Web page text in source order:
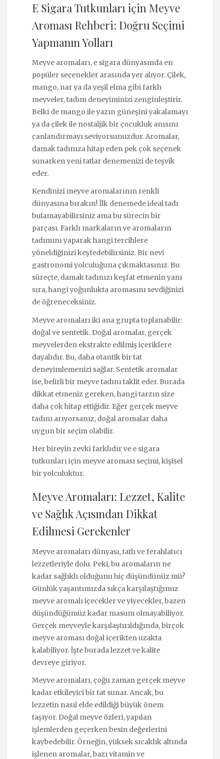
E Sigara Tutkunları için Meyve
Aroması Rehberi: Doğru Seçimi
Yapmanın Yolları
Meyve aromaları, e sigara dünyasında en
popüler seçenekler arasında yer alıyor. Çilek,
mango, nar ya da yeşil elma gibi farklı
meyveler, tadım deneyiminizi zenginleştirir.
Belki de mango ile yazın güneşini yakalamayı
ya da çilek ile nostaljik bir çocukluk anısını
canlandırmayı seviyorsunuzdur. Aromalar,
damak tadınıza hitap eden pek çok seçenek
sunarken yeni tatlar denemenizi de teşvik
eder.
Kendinizi meyve aromalarının renkli
dünyasına bırakın! İlk denemede ideal tadı
bulamayabilirsiniz ama bu sürecin bir
parçası. Farklı markaların ve aromaların
tadımını yaparak hangi tercihlere
yöneldiğinizi keşfedebilirsiniz. Bir nevi
gastronomi yolculuğuna çıkmaktasınız. Bu
süreçte, damak tadınızı keşfat etmenin yanı
sıra, hangi yoğunlukta aromasını sevdiğinizi
de öğreneceksiniz.
Meyve aromaları iki ana grupta toplanabilir:
doğal ve sentetik. Doğal aromalar, gerçek
meyvelerden ekstrakte edilmiş içeriklere
dayalıdır. Bu, daha otantik bir tat
deneyimlemenizi sağlar. Sentetik aromalar
ise, belirli bir meyve tadını taklit eder. Burada
dikkat etmeniz gereken, hangi tarzın size
daha çok hitap ettiğidir. Eğer gerçek meyve
tadını arıyorsanız, doğal aromalar daha
uygun bir seçim olabilir.
Her bireyin zevki farklıdır ve e sigara
tutkunları için meyve aroması seçimi, kişisel
bir yolculuktur.
Meyve Aromaları: Lezzet, Kalite
ve Sağlık Açısından Dikkat
Edilmesi Gerekenler
Meyve aromaları dünyası, tatlı ve ferahlatıcı
lezzetleriyle dolu. Peki, bu aromaların ne
kadar sağlıklı olduğunu hiç düşündünüz mü?
Günlük yaşantımızda sıkça karşılaştığımız
meyve aromalı içecekler ve yiyecekler, bazen
düşündüğümüz kadar masum olmayabiliyor.
Gerçek meyveyle karşılaştırıldığında, birçok
meyve aroması doğal içerikten uzakta
kalabiliyor. İşte burada lezzet ve kalite
devreye giriyor.
Meyve aromaları, çoğu zaman gerçek meyve
kadar etkileyici bir tat sunar. Ancak, bu
lezzetin nasıl elde edildiği büyük önem
taşıyor. Doğal meyve özleri, yapılan
işlemlerden geçerken besin değerlerini
kaybedebilir. Örneğin, yüksek sıcaklık altında
işlenen aromalar, bazı vitamin ve